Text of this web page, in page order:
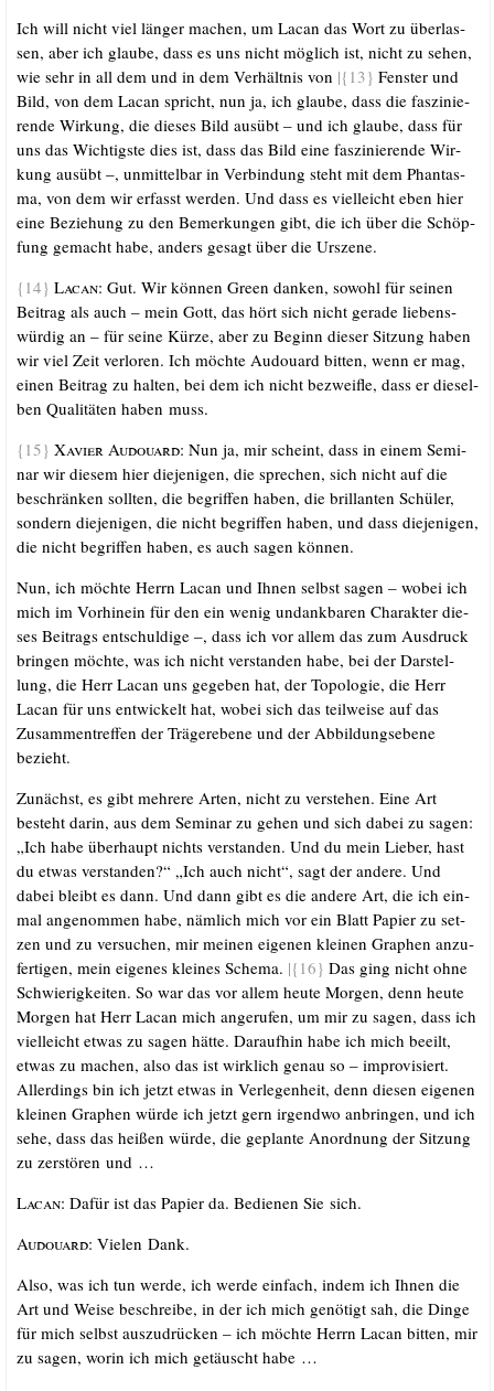
Ich will nicht viel län­ger machen, um Lacan das Wort zu über­las­
sen, aber ich glau­be, dass es uns nicht mög­lich ist, nicht zu sehen,
wie sehr in all dem und in dem Ver­hält­nis von |{13} Fens­ter und
Bild, von dem Lacan spricht, nun ja, ich glau­be, dass die fas­zi­nie­
ren­de Wir­kung, die die­ses Bild aus­übt – und ich glau­be, dass für
uns das Wich­tigs­te dies ist, dass das Bild eine fas­zi­nie­ren­de Wir­
kung aus­übt –, unmit­tel­bar in Ver­bin­dung steht mit dem Phan­tas­
ma, von dem wir erfasst wer­den. Und dass es viel­leicht eben hier
eine Bezie­hung zu den Bemer­kun­gen gibt, die ich über die Schöp­
fung gemacht habe, anders gesagt über die Urszene.
{14} Lacan: Gut. Wir kön­nen Green dan­ken, sowohl für sei­nen
Bei­trag als auch – mein Gott, das hört sich nicht gera­de lie­bens­
wür­dig an – für sei­ne Kür­ze, aber zu Beginn die­ser Sit­zung haben
wir viel Zeit ver­lo­ren. Ich möch­te Audouard bit­ten, wenn er mag,
einen Bei­trag zu hal­ten, bei dem ich nicht bezweif­le, dass er die­sel­
ben Qua­li­tä­ten haben muss.
{15} Xavier Audouard: Nun ja, mir scheint, dass in einem Semi­
nar wir die­sem hier die­je­ni­gen, die spre­chen, sich nicht auf die
beschrän­ken soll­ten, die begrif­fen haben, die bril­lan­ten Schü­ler,
son­dern die­je­ni­gen, die nicht begrif­fen haben, und dass die­je­ni­gen,
die nicht begrif­fen haben, es auch sagen können.
Nun, ich möch­te Herrn Lacan und Ihnen selbst sagen – wobei ich
mich im Vor­hin­ein für den ein wenig undank­ba­ren Cha­rak­ter die­
ses Bei­trags ent­schul­di­ge –, dass ich vor allem das zum Aus­druck
brin­gen möch­te, was ich nicht ver­stan­den habe, bei der Dar­stel­
lung, die Herr Lacan uns gege­ben hat, der Topo­lo­gie, die Herr
Lacan für uns ent­wi­ckelt hat, wobei sich das teil­wei­se auf das
Zusam­men­tref­fen der Trä­ge­r­ebe­ne und der Abbil­dungs­ebe­ne
bezieht.
Zunächst, es gibt meh­re­re Arten, nicht zu ver­ste­hen. Eine Art
besteht dar­in, aus dem Semi­nar zu gehen und sich dabei zu sagen:
„Ich habe über­haupt nichts ver­stan­den. Und du mein Lie­ber, hast
du etwas ver­stan­den?“ „Ich auch nicht“, sagt der ande­re. Und
dabei bleibt es dann. Und dann gibt es die ande­re Art, die ich ein­
mal ange­nom­men habe, näm­lich mich vor ein Blatt Papier zu set­
zen und zu ver­su­chen, mir mei­nen eige­nen klei­nen Gra­phen anzu­
fer­ti­gen, mein eige­nes klei­nes Sche­ma. |{16} Das ging nicht ohne
Schwie­rig­kei­ten. So war das vor allem heu­te Mor­gen, denn heu­te
Mor­gen hat Herr Lacan mich ange­ru­fen, um mir zu sagen, dass ich
viel­leicht etwas zu sagen hät­te. Dar­auf­hin habe ich mich beeilt,
etwas zu machen, also das ist wirk­lich genau so – impro­vi­siert.
Aller­dings bin ich jetzt etwas in Ver­le­gen­heit, denn die­sen eige­nen
klei­nen Gra­phen wür­de ich jetzt gern irgend­wo anbrin­gen, und ich
sehe, dass das hei­ßen wür­de, die geplan­te Anord­nung der Sit­zung
zu zer­stö­ren und …
Lacan: Dafür ist das Papier da. Bedie­nen Sie sich.
Audouard: Vie­len Dank.
Also, was ich tun wer­de, ich wer­de ein­fach, indem ich Ihnen die
Art und Wei­se beschrei­be, in der ich mich genö­tigt sah, die Din­ge
für mich selbst aus­zu­drü­cken – ich möch­te Herrn Lacan bit­ten, mir
zu sagen, wor­in ich mich getäuscht habe …